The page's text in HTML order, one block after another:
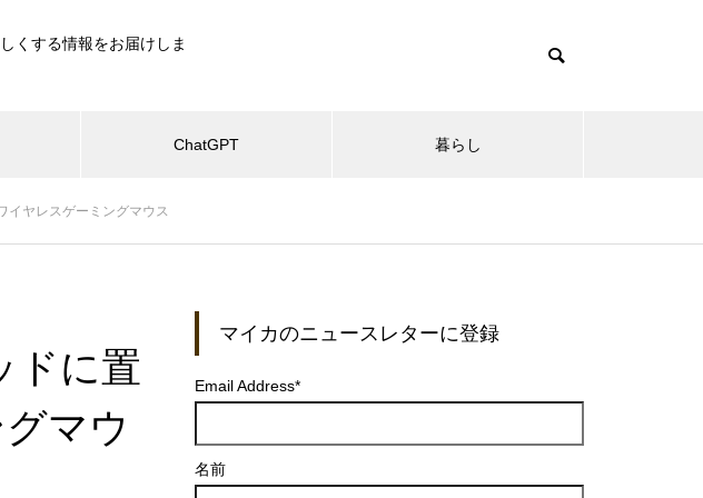
くする情報をお届けしま
ChatGPT 暮らし
イヤレスゲーミングマウス
ドに置
マウ
マイカのニュースレターに登録
Email Address*
名前